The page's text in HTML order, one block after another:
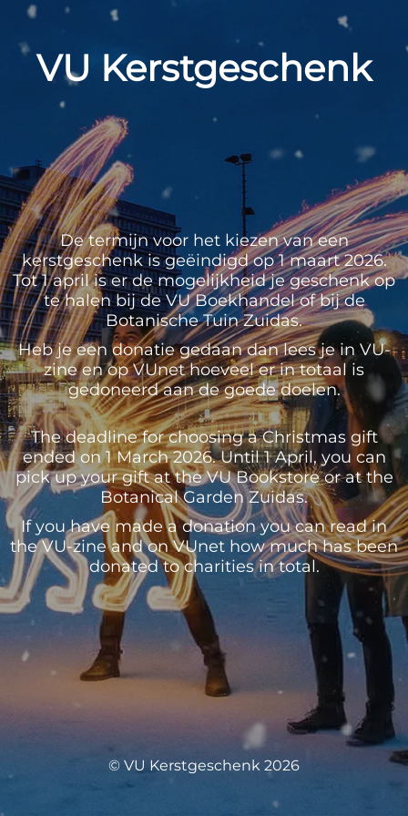
VU Kerstgeschenk
De termijn voor het kiezen van een
kerstgeschenk is geëindigd op 1 maart 2026.
Tot 1 april is er de mogelijkheid je geschenk op
te halen bij de VU Boekhandel of bij de
Botanische Tuin Zuidas.
Heb je een donatie gedaan dan lees je in VU-
zine en op VUnet hoeveel er in totaal is
gedoneerd aan de goede doelen.
The deadline for choosing a Christmas gift
ended on 1 March 2026. Until 1 April, you can
pick up your gift at the VU Bookstore or at the
Botanical Garden Zuidas.
If you have made a donation you can read in
the VU-zine and on VUnet how much has been
donated to charities in total.
© VU Kerstgeschenk 2026